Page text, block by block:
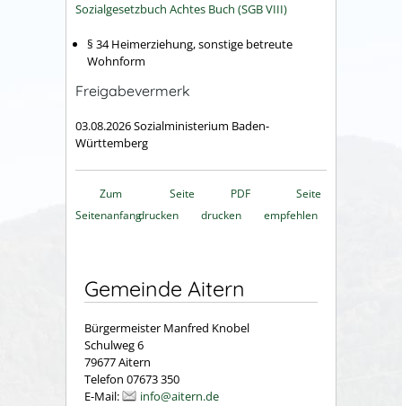
Sozialgesetzbuch Achtes Buch (SGB VIII)
§ 34 Heimerziehung, sonstige betreute
Wohnform
Freigabevermerk
03.08.2026 Sozialministerium Baden-
Württemberg
Zum
Seitenanfang
Seite
drucken
PDF
drucken
Seite
empfehlen
Gemeinde Aitern
Bürgermeister Manfred Knobel
Schulweg 6
79677 Aitern
Telefon 07673 350
E-Mail:
info@aitern.de